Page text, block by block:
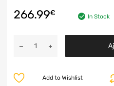
266.99€ In Stock
Add to Wishlist